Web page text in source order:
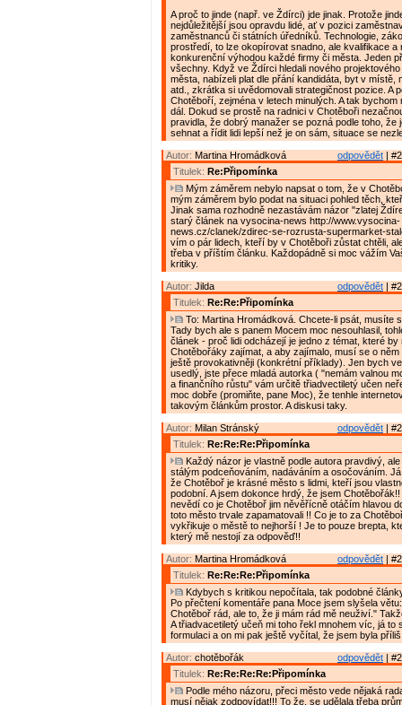
A proč to jinde (např. ve Ždírci) jde jinak. Protože
nejdůležitější jsou opravdu lidé, ať v pozici
zaměstnanců či státních úředníků. Technologie,
prostředí, to lze okopírovat snadno, ale kvalifikace a
konkurenční výhodou každé firmy či města. Jeden
všechny. Když ve Ždírci hledali nového
města, nabízeli plat dle přání kandidáta, byt v místě,
atd., zkrátka si uvědomovali strategičnost pozice. A
Chotěboří, zejména v letech minulých. A tak bychom
dál. Dokud se prostě na radnici v Chotěboři
pravidla, že dobrý manažer se pozná podle toho, že
sehnat a řídit lidi lepší než je on sám, situace se
odpovědět |
Autor: Martina Hromádková
Titulek: Re:Připomínka
Mým záměrem nebylo napsat o tom, že v
mým záměrem bylo podat na situaci pohled těch,
Jinak sama rozhodně nezastávám názor "zlatej
starý článek na vysocina-news http://www.vysocina-
news.cz/clanek/zdirec-se-rozrusta-supermarket-
vím o pár lidech, kteří by v Chotěboři zůstat chtěli,
třeba v příštím článku. Každopádně si moc vážím
kritiky.
odpovědět |
Autor: Jilda
Titulek: Re:Re:Připomínka
To: Martina Hromádková. Chcete-li psát, musíte
Tady bych ale s panem Mocem moc nesouhlasil,
článek - proč lidi odcházejí je jedno z témat, které by
Chotěbořáky zajímat, a aby zajímalo, musí se o něm
ještě provokativněji (konkrétní příklady). Jen bych
usedlý, jste přece mladá autorka ( "nemám valnou
a finančního růstu" vám určitě třiadvectiletý učen
moc dobře (promiňte, pane Moc), že tenhle
takovým článkům prostor. A diskusi taky.
odpovědět |
Autor: Milan Stránský
Titulek: Re:Re:Re:Připomínka
Každý názor je vlastně podle autora pravdivý,
stálým podceňováním, nadáváním a osočováním.
že Chotěboř je krásné město s lidmi, kteří jsou
podobní. A jsem dokonce hrdý, že jsem
nevědí co je Chotěboř jim něvěřícně otáčím hlavou
toto město trvale zapamatovali !! Co je to za
vykřikuje o městě to nejhorší ! Je to pouze brepta,
který mě nestojí za odpověď!!
odpovědět |
Autor: Martina Hromádková
Titulek: Re:Re:Re:Připomínka
Kdybych s kritikou nepočítala, tak podobné
Po přečtení komentáře pana Moce jsem slyšela
Chotěboř rád, ale to, že ji mám rád mě neuživí."
A třiadvacetiletý učeň mi toho řekl mnohem víc, já to
formulaci a on mi pak ještě vyčítal, že jsem byla
odpovědět |
Autor: chotěbořák
Titulek: Re:Re:Re:Re:Připomínka
Podle mého názoru, přeci město vede nějaká
musí nějak zodpovídat!!! To že, se udělala třeba